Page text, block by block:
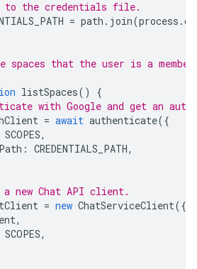
to the credentials file.
= path . join(process .
spaces that the user is a
listSpaces()
{
with Google and get an
= await authenticate({
SCOPES,
: CREDENTIALS_PATH,
new Chat API client.
= new ChatServiceClient({
,
SCOPES,